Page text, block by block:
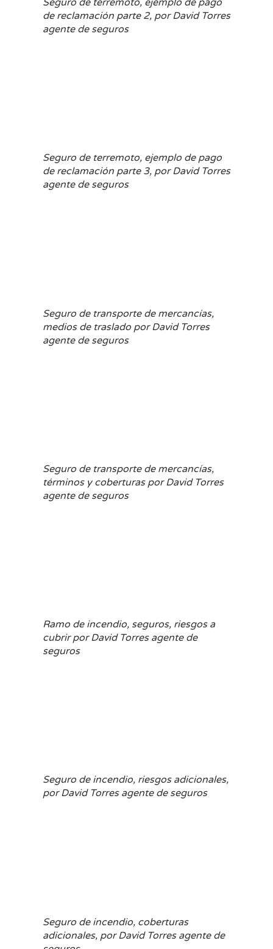
Seguro de terremoto, ejemplo de pago
de reclamación parte 2, por David Torres
agente de seguros
Seguro de terremoto, ejemplo de pago
de reclamación parte 3, por David Torres
agente de seguros
Seguro de transporte de mercancías,
medios de traslado por David Torres
agente de seguros
Seguro de transporte de mercancías,
términos y coberturas por David Torres
agente de seguros
Ramo de incendio, seguros, riesgos a
cubrir por David Torres agente de
seguros
Seguro de incendio, riesgos adicionales,
por David Torres agente de seguros
Seguro de incendio, coberturas
adicionales, por David Torres agente de